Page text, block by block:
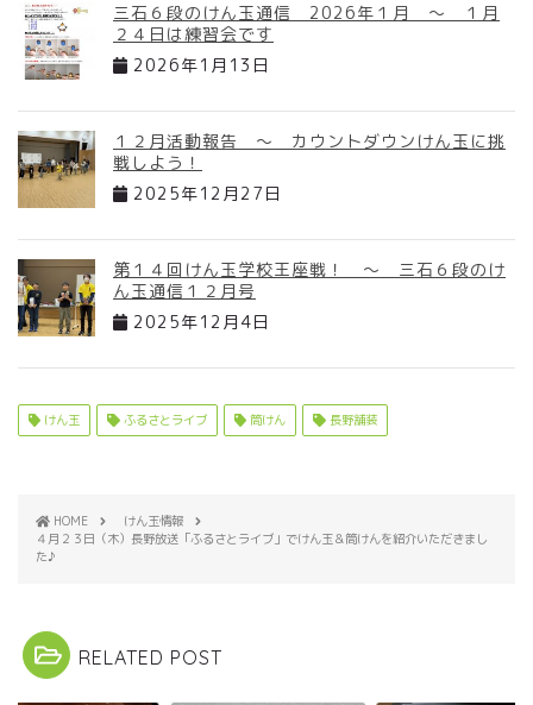
三石６段のけん玉通信 2026年１月 ～ １月
２４日は練習会です
2026年1月13日
１２月活動報告 ～ カウントダウンけん玉に挑
戦しよう！
2025年12月27日
第１４回けん玉学校王座戦！ ～ 三石６段のけ
ん玉通信１２月号
2025年12月4日
けん玉 ふるさとライブ 筒けん 長野舗装
HOME
けん玉情報
４月２３日（木）長野放送「ふるさとライブ」でけん玉＆筒けんを紹介いただきまし
た♪
RELATED POST